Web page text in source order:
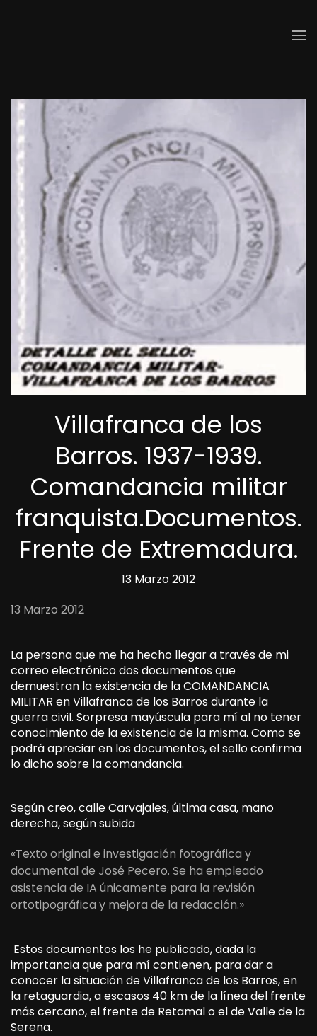
Villafranca de los
Barros. 1937-1939.
Comandancia militar
franquista.Documentos.
Frente de Extremadura.
13 Marzo 2012
13 Marzo 2012
La persona que me ha hecho llegar a través de mi
correo electrónico dos documentos que
demuestran la existencia de la COMANDANCIA
MILITAR en Villafranca de los Barros durante la
guerra civil. Sorpresa mayúscula para mí al no tener
conocimiento de la existencia de la misma. Como se
podrá apreciar en los documentos, el sello confirma
lo dicho sobre la comandancia.
Según creo, calle Carvajales, última casa, mano
derecha, según subida
«Texto original e investigación fotográfica y
documental de José Pecero. Se ha empleado
asistencia de IA únicamente para la revisión
ortotipográfica y mejora de la redacción.»
Estos documentos los he publicado, dada la
importancia que para mí contienen, para dar a
conocer la situación de Villafranca de los Barros, en
la retaguardia, a escasos 40 km de la línea del frente
más cercano, el frente de Retamal o el de Valle de la
Serena.